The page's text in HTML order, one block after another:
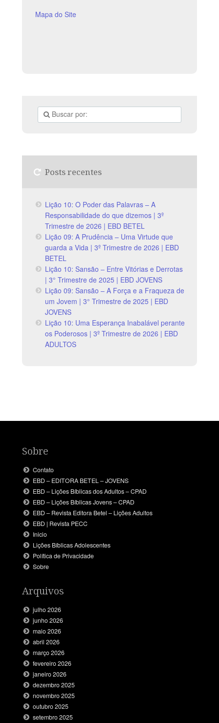
Mapa do Site
Posts recentes
Lição 10: O Poder das Palavras – A
Responsabilidade do que dizemos | 3º
Trimestre de 2026 | EBD BETEL
Lição 09: A Prudência – Uma Virtude que
guarda a Vida | 3º Trimestre de 2026 | EBD
BETEL
Lição 10: Sansão – Entre Vitórias e Derrotas
| 3° Trimestre de 2025 | EBD JOVENS
Lição 09: Sansão – A Força e a Fraqueza de
um Jovem | 3° Trimestre de 2025 | EBD
JOVENS
Lição 10: Uma Esperança Inabalável perante
os Poderosos | 3º Trimestre de 2026 | EBD
ADULTOS
Sobre
Contato
EBD – EDITORA BETEL – JOVENS
EBD – Lições Bíblicas dos Adultos – CPAD
EBD – Lições Bíblicas Jovens – CPAD
EBD – Revista Editora Betel – Lições Adultos
EBD | Revista PECC
Inicio
Lições Bíblicas Adolescentes
Política de Privacidade
Sobre
Arquivos
julho 2026
junho 2026
maio 2026
abril 2026
março 2026
fevereiro 2026
janeiro 2026
dezembro 2025
novembro 2025
outubro 2025
setembro 2025